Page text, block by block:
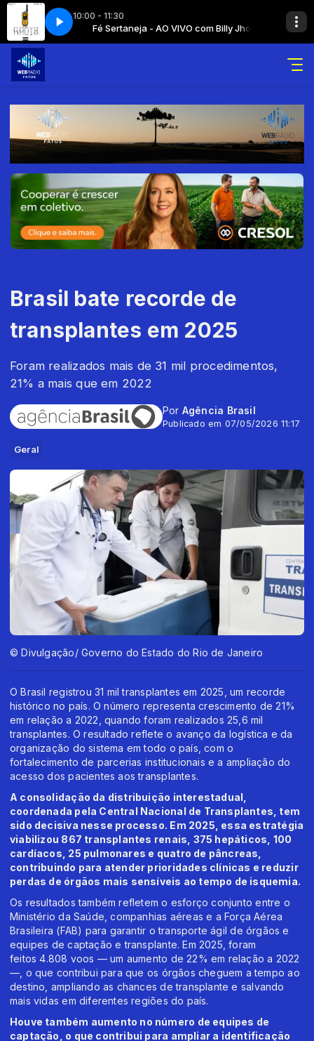
10:00 - 11:30
Billy Jhoe Fé Sertaneja - AO VIVO com Billy Jhoe
Um Novo Jeito de Ouvir Rádio
Brasil bate recorde de
transplantes em 2025
Foram realizados mais de 31 mil procedimentos,
21% a mais que em 2022
Por Agência Brasil
Publicado em 07/05/2026 11:17
Geral
© Divulgação/ Governo do Estado do Rio de Janeiro
O Brasil registrou 31 mil transplantes em 2025, um recorde
histórico no país. O número representa crescimento de 21%
em relação a 2022, quando foram realizados 25,6 mil
transplantes. O resultado reflete o avanço da logística e da
organização do sistema em todo o país, com o
fortalecimento de parcerias institucionais e a ampliação do
acesso dos pacientes aos transplantes.
A consolidação da distribuição interestadual,
coordenada pela Central Nacional de Transplantes, tem
sido decisiva nesse processo. Em 2025, essa estratégia
viabilizou 867 transplantes renais, 375 hepáticos, 100
cardíacos, 25 pulmonares e quatro de pâncreas,
contribuindo para atender prioridades clínicas e reduzir
perdas de órgãos mais sensíveis ao tempo de isquemia.
Os resultados também refletem o esforço conjunto entre o
Ministério da Saúde, companhias aéreas e a Força Aérea
Brasileira (FAB) para garantir o transporte ágil de órgãos e
equipes de captação e transplante. Em 2025, foram
feitos 4.808 voos — um aumento de 22% em relação a 2022
—, o que contribui para que os órgãos cheguem a tempo ao
destino, ampliando as chances de transplante e salvando
mais vidas em diferentes regiões do país.
Houve também aumento no número de equipes de
captação, o que contribui para ampliar a identificação